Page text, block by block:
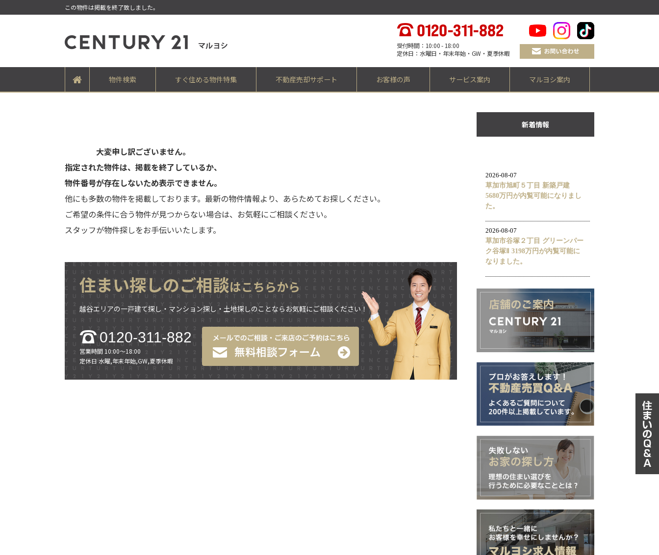
この物件は掲載を終了致しました。
受付時間：10:00 - 18:00
定休日：水曜日・年末年始・GW・夏季休暇
物件検索 すぐ住める物件特集 不動産売却サポート お客様の声 サービス案内 マルヨシ案内
大変申し訳ございません。
指定された物件は、掲載を終了しているか、
物件番号が存在しないため表示できません。
他にも多数の物件を掲載しております。最新の物件情報より、あらためてお探しください。
ご希望の条件に合う物件が見つからない場合は、お気軽にご相談ください。
スタッフが物件探しをお手伝いいたします。
住まい探しのご相談はこちらから
越谷エリアの一戸建て探し・マンション探し・土地探しのことならお気軽にご相談ください！
0120-311-882
営業時間 10:00～18:00
定休日 水曜,年末年始,GW,夏季休暇
新着情報